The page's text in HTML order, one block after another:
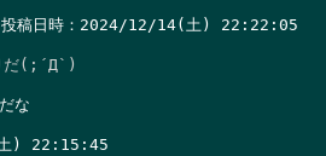
投稿日時：2024/12/14(土)
だ(;´Д`)
な
) 22:15:45